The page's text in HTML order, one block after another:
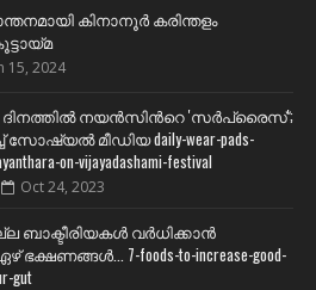
കിനാനൂർ കരിന്തളം
15, 2024
ദിനത്തില്‍ നയന്‍സിന്‍റെ 'സര്‍പ്രൈസ്';
മീഡിയ daily-wear-pads-
on-vijayadashami-festival
Oct 24, 2023
ബാക്ടീരിയകൾ വര്‍ധിക്കാന്‍
ഭക്ഷണങ്ങള്‍... 7-foods-to-increase-good-
gut